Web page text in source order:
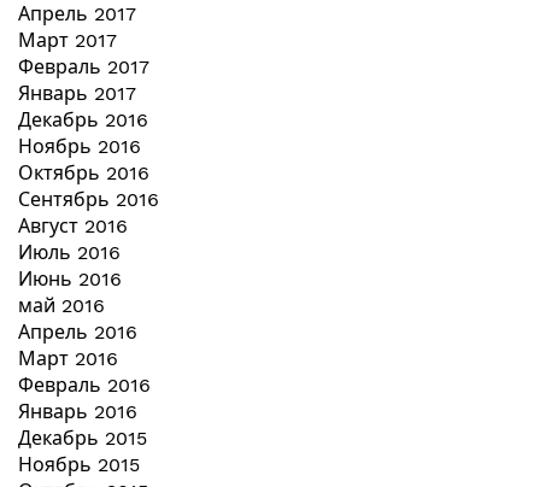
Апрель 2017
Март 2017
Февраль 2017
Январь 2017
Декабрь 2016
Ноябрь 2016
Октябрь 2016
Сентябрь 2016
Август 2016
Июль 2016
Июнь 2016
май 2016
Апрель 2016
Март 2016
Февраль 2016
Январь 2016
Декабрь 2015
Ноябрь 2015